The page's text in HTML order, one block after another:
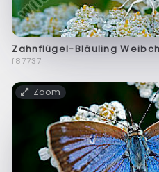
Zahnflügel-Bläuling
f87737
Zoom